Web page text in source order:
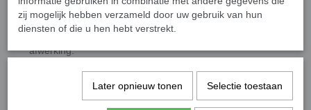
verwerking.
Kleur: Door-en-door gekleurd glas met een hoogglanzende
afwerking.
knippen, ideaal voor beginners en kinderen. Indien nodig
gebruik eenwieltjestangvoor nauwkeurig knipwerk.
zij mogelijk hebben verzameld door uw gebruik van hun
diensten of die u hen hebt verstrekt.
Later opnieuw tonen Selectie toestaan